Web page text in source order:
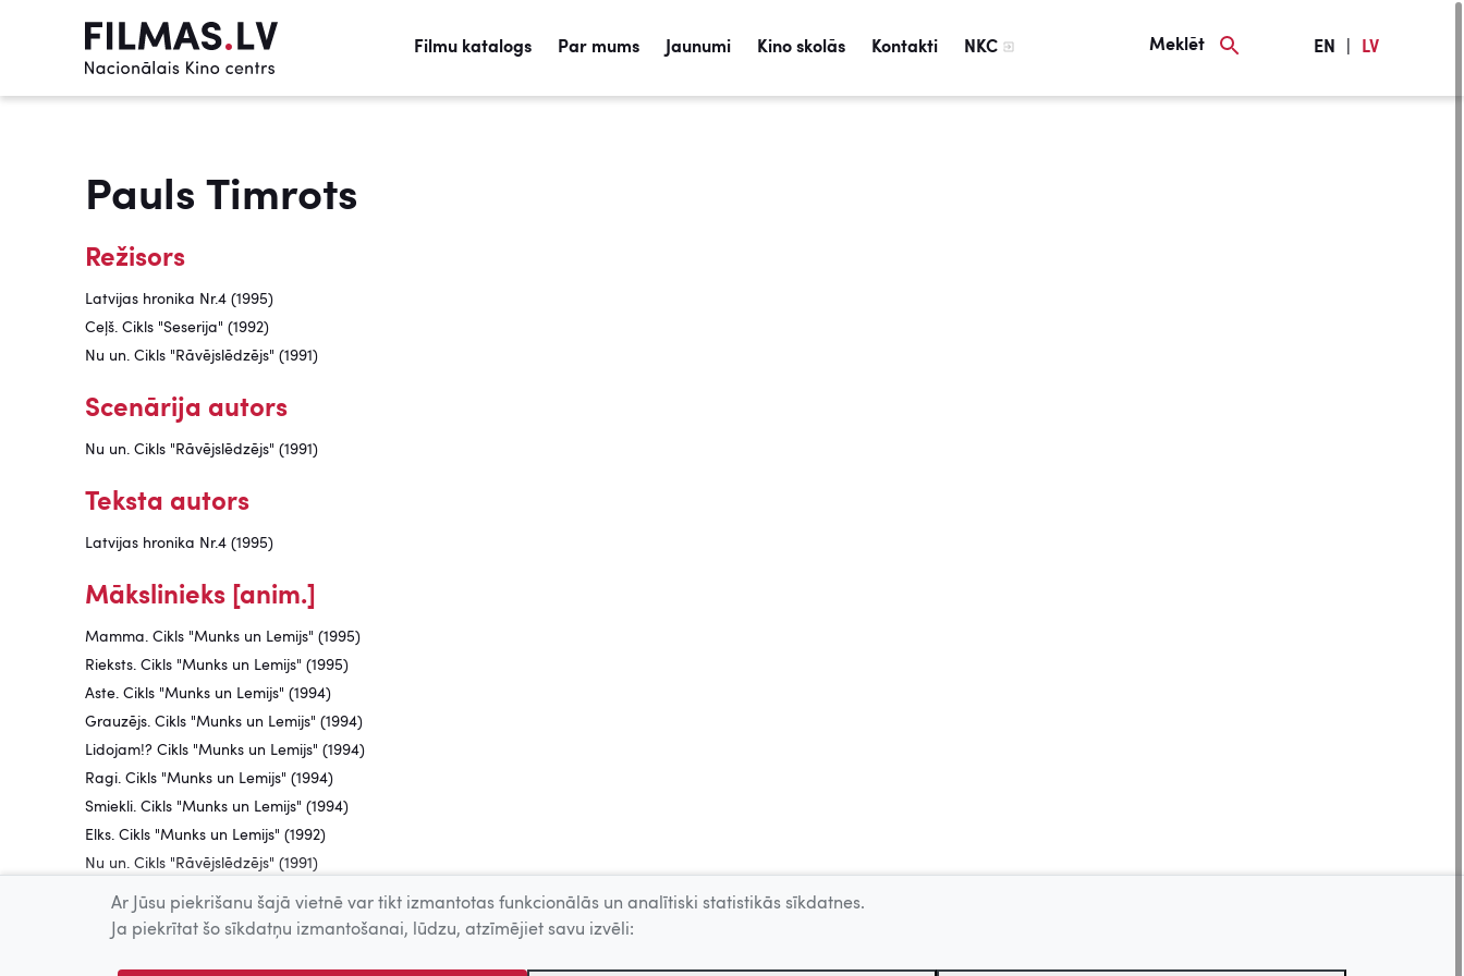
Filmu katalogs Par mums Jaunumi Kino skolās Kontakti NKC Meklēt EN LV
Pauls Timrots
Režisors
Latvijas hronika Nr.4 (1995)
Ceļš. Cikls "Seserija" (1992)
Nu un. Cikls "Rāvējslēdzējs" (1991)
Scenārija autors
Nu un. Cikls "Rāvējslēdzējs" (1991)
Teksta autors
Latvijas hronika Nr.4 (1995)
Mākslinieks [anim.]
Mamma. Cikls "Munks un Lemijs" (1995)
Rieksts. Cikls "Munks un Lemijs" (1995)
Aste. Cikls "Munks un Lemijs" (1994)
Grauzējs. Cikls "Munks un Lemijs" (1994)
Lidojam!? Cikls "Munks un Lemijs" (1994)
Ragi. Cikls "Munks un Lemijs" (1994)
Smiekli. Cikls "Munks un Lemijs" (1994)
Elks. Cikls "Munks un Lemijs" (1992)
Nu un. Cikls "Rāvējslēdzējs" (1991)
Animators
Ar Jūsu piekrišanu šajā vietnē var tikt izmantotas funkcionālās un analītiski statistikās sīkdatnes.
Ja piekrītat šo sīkdatņu izmantošanai, lūdzu, atzīmējiet savu izvēli: